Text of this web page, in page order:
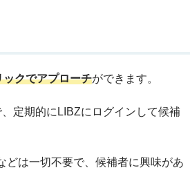
クでアプローチができます。
定期的にLIBZにログインして候補
どは一切不要で、候補者に興味があ